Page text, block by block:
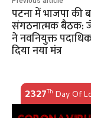
पटना में भाजपा की
संगठनात्मक बैठक:
ने नवनियुक्त
दिया नया मंत्र